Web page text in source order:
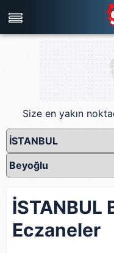
Türkiye'nin en iyi haber
Size en yakın
İSTANBUL
Eczaneler